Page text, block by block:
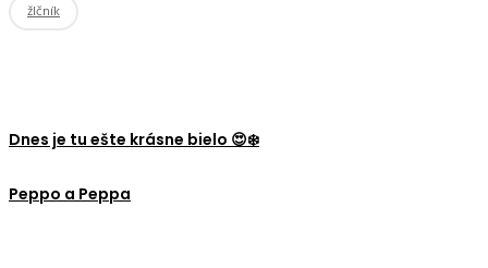
žlčník
Dnes je tu ešte krásne bielo 😍❄️
Peppo a Peppa